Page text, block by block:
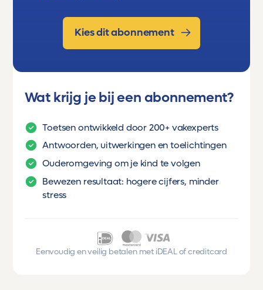
Kies dit abonnement
Wat krijg je bij een abonnement?
Toetsen ontwikkeld door 200+ vakexperts
Antwoorden, uitwerkingen en toelichtingen
Ouderomgeving om je kind te volgen
Bewezen resultaat: hogere cijfers, minder
stress
Eenvoudig en veilig betalen met iDEAL of creditcard